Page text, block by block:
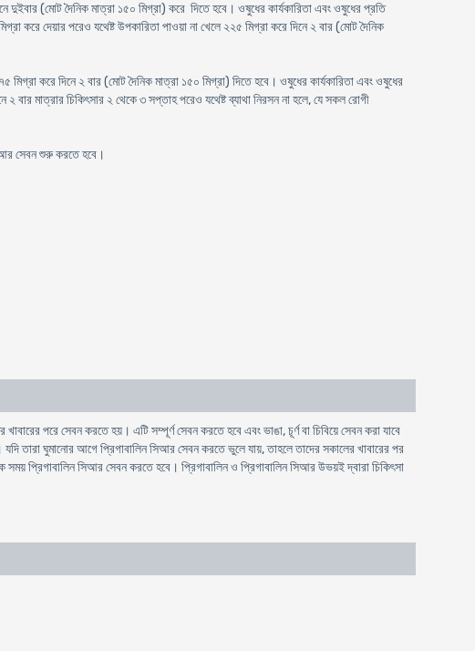
দুইবার (মোট দৈনিক মাত্রা ১৫০ মিগ্রা) করে দিতে হবে। ওষুধের কার্যকারিতা এবং ওষুধের প্রতি
করে দেয়ার পরেও যথেষ্ট উপকারিতা পাওয়া না খেলে ২২৫ মিগ্রা করে দিনে ২ বার (মোট দৈনিক
করে দিনে ২ বার (মোট দৈনিক মাত্রা ১৫০ মিগ্রা) দিতে হবে। ওষুধের কার্যকারিতা এবং ওষুধের
মাত্রার চিকিৎসার ২ থেকে ৩ সপ্তাহ পরেও যথেষ্ট ব্যাথা নিরসন না হলে, যে সকল রোগী
সেবন শুরু করতে হবে।
পরে সেবন করতে হয়। এটি সম্পূর্ণ সেবন করতে হবে এবং ভাঙা, চূর্ণ বা চিবিয়ে সেবন করা যাবে
তারা ঘুমানোর আগে প্রিগাবালিন সিআর সেবন করতে ভুলে যায়, তাহলে তাদের সকালের খাবারের পর
সময় প্রিগাবালিন সিআর সেবন করতে হবে। প্রিগাবালিন ও প্রিগাবালিন সিআর উভয়ই দ্বারা চিকিৎসা